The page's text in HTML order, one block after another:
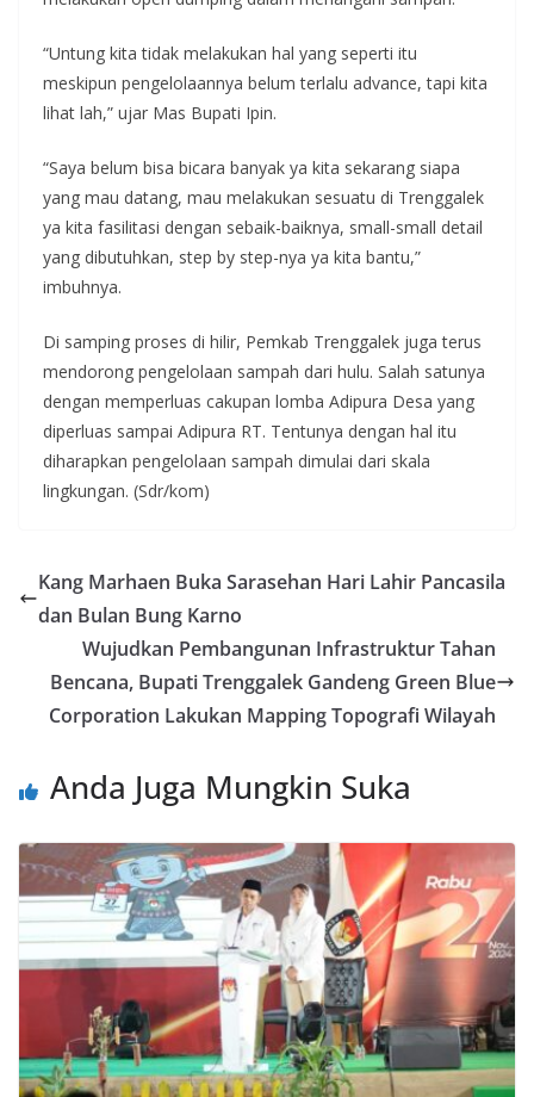
“Untung kita tidak melakukan hal yang seperti itu
meskipun pengelolaannya belum terlalu advance, tapi kita
lihat lah,” ujar Mas Bupati Ipin.
“Saya belum bisa bicara banyak ya kita sekarang siapa
yang mau datang, mau melakukan sesuatu di Trenggalek
ya kita fasilitasi dengan sebaik-baiknya, small-small detail
yang dibutuhkan, step by step-nya ya kita bantu,”
imbuhnya.
Di samping proses di hilir, Pemkab Trenggalek juga terus
mendorong pengelolaan sampah dari hulu. Salah satunya
dengan memperluas cakupan lomba Adipura Desa yang
diperluas sampai Adipura RT. Tentunya dengan hal itu
diharapkan pengelolaan sampah dimulai dari skala
lingkungan. (Sdr/kom)
Kang Marhaen Buka Sarasehan Hari Lahir Pancasila
dan Bulan Bung Karno
Wujudkan Pembangunan Infrastruktur Tahan
Bencana, Bupati Trenggalek Gandeng Green Blue
Corporation Lakukan Mapping Topografi Wilayah
Anda Juga Mungkin Suka